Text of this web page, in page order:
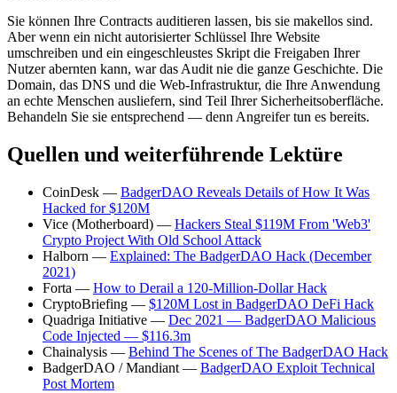
Sie können Ihre Contracts auditieren lassen, bis sie makellos sind.
Aber wenn ein nicht autorisierter Schlüssel Ihre Website
umschreiben und ein eingeschleustes Skript die Freigaben Ihrer
Nutzer abernten kann, war das Audit nie die ganze Geschichte. Die
Domain, das DNS und die Web-Infrastruktur, die Ihre Anwendung
an echte Menschen ausliefern, sind Teil Ihrer Sicherheitsoberfläche.
Behandeln Sie sie entsprechend — denn Angreifer tun es bereits.
Quellen und weiterführende Lektüre
CoinDesk — BadgerDAO Reveals Details of How It Was
Hacked for $120M
Vice (Motherboard) — Hackers Steal $119M From 'Web3'
Crypto Project With Old School Attack
Halborn — Explained: The BadgerDAO Hack (December
2021)
Forta — How to Derail a 120-Million-Dollar Hack
CryptoBriefing — $120M Lost in BadgerDAO DeFi Hack
Quadriga Initiative — Dec 2021 — BadgerDAO Malicious
Code Injected — $116.3m
Chainalysis — Behind The Scenes of The BadgerDAO Hack
BadgerDAO / Mandiant — BadgerDAO Exploit Technical
Post Mortem